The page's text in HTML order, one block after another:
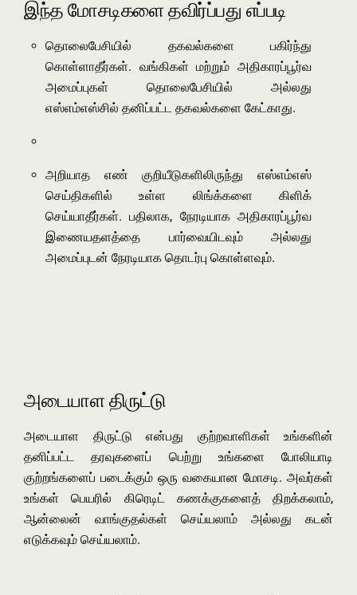
இந்த மோசடிகளை தவிர்ப்பது எப்படி
தொலைபேசியில் தகவல்களை பகிர்ந்து
கொள்ளாதீர்கள். வங்கிகள் மற்றும் அதிகாரப்பூர்வ
அமைப்புகள் தொலைபேசியில் அல்லது
எஸ்எம்எஸ்சில் தனிப்பட்ட தகவல்களை கேட்காது.
அறியாத எண் குறியீடுகளிலிருந்து எஸ்எம்எஸ்
செய்திகளில் உள்ள லிங்க்களை கிளிக்
செய்யாதீர்கள். பதிலாக, நேரடியாக அதிகாரப்பூர்வ
இணையதளத்தை பார்வையிடவும் அல்லது
அமைப்புடன் நேரடியாக தொடர்பு கொள்ளவும்.
அடையாள திருட்டு
அடையாள திருட்டு என்பது குற்றவாளிகள் உங்களின்
தனிப்பட்ட தரவுகளைப் பெற்று உங்களை போலியாடி
குற்றங்களைப் படைக்கும் ஒரு வகையான மோசடி. அவர்கள்
உங்கள் பெயரில் கிரெடிட் கணக்குகளைத் திறக்கலாம்,
ஆன்லைன் வாங்குதல்கள் செய்யலாம் அல்லது கடன்
எடுக்கவும் செய்யலாம்.